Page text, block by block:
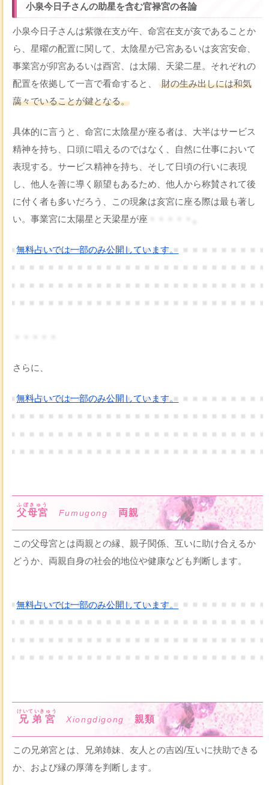
小泉今日子さんの助星を含む官禄宮の各論
小泉今日子さんは紫微在支が午、命宮在支が亥であることか
ら、星曜の配置に関して、太陰星が己宮あるいは亥宮安命、
事業宮が卯宮あるいは酉宮、は太陽、天梁二星。それぞれの
配置を依拠して一言で看命すると、
財の生み出しには和気
藹々でいることが鍵となる。
具体的に言うと、命宮に太陰星が座る者は、大半はサービス
精神を持ち、口頭に唱えるのではなく、自然に仕事において
表現する。サービス精神を持ち、そして日頃の行いに表現
し、他人を善に導く願望もあるため、他人から称賛されて後
に付く者も多いだろう、この現象は亥宮に座る際は最も著し
い。事業宮に太陽星と天梁星が座
無料占いでは一部のみ公開しています。
さらに、
無料占いでは一部のみ公開しています。
父母宮
ふぼきゅう
Fumugong 両親
この父母宮とは両親との縁、親子関係、互いに助け合えるか
どうか、両親自身の社会的地位や健康なども判断します。
無料占いでは一部のみ公開しています。
兄弟宮
けいていきゅう
Xiongdigong 親類
この兄弟宮とは、兄弟姉妹、友人との吉凶/互いに扶助できる
か、および縁の厚薄を判断します。